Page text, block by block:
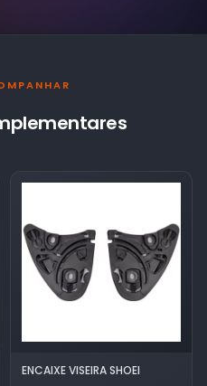
ENCAIXE VISEIRA SHOEI